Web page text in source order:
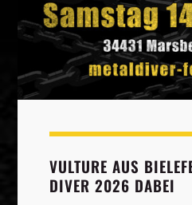
VULTURE AUS
DIVER 2026 DABEI